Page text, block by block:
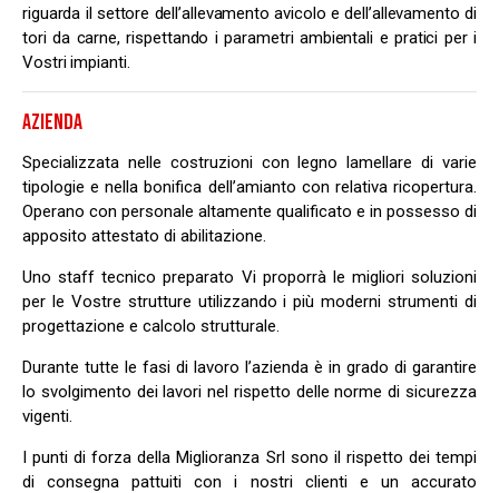
riguarda il settore dell’allevamento avicolo e dell’allevamento di
tori da carne, rispettando i parametri ambientali e pratici per i
Vostri impianti.
AZIENDA
Specializzata nelle costruzioni con legno lamellare di varie
tipologie e nella bonifica dell’amianto con relativa ricopertura.
Operano con personale altamente qualificato e in possesso di
apposito attestato di abilitazione.
Uno staff tecnico preparato Vi proporrà le migliori soluzioni
per le Vostre strutture utilizzando i più moderni strumenti di
progettazione e calcolo strutturale.
Durante tutte le fasi di lavoro l’azienda è in grado di garantire
lo svolgimento dei lavori nel rispetto delle norme di sicurezza
vigenti.
I punti di forza della Miglioranza Srl sono il rispetto dei tempi
di consegna pattuiti con i nostri clienti e un accurato